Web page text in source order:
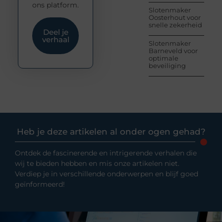
Slotenmaker
Oosterhout voor
snelle zekerheid
Slotenmaker
Barneveld voor
optimale
beveiliging
ons platform.
Deel je
verhaal
Heb je deze artikelen al onder ogen gehad?
Ontdek de fascinerende en intrigerende verhalen die
wij te bieden hebben en mis onze artikelen niet.
Verdiep je in verschillende onderwerpen en blijf goed
geïnformeerd!